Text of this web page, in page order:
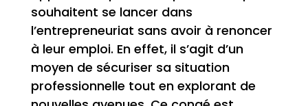
souhaitent se lancer dans
l’entrepreneuriat sans avoir à renoncer
à leur emploi. En effet, il s’agit d’un
moyen de sécuriser sa situation
professionnelle tout en explorant de